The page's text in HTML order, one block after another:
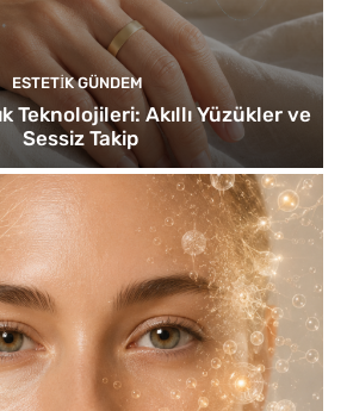
ESTETIK GÜNDEM
Teknolojileri: Akıllı Yüzükler ve
Sessiz Takip